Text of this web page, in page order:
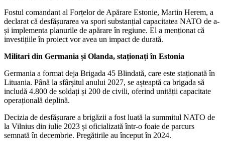
Fostul comandant al Forțelor de Apărare Estonie, Martin Herem, a
declarat că desfășurarea va spori substanțial capacitatea NATO de a-
și implementa planurile de apărare în regiune. El a menționat că
investițiile în proiect vor avea un impact de durată.
Militari din Germania și Olanda, staționați în Estonia
Germania a format deja Brigada 45 Blindată, care este staționată în
Lituania. Până la sfârșitul anului 2027, se așteaptă ca brigada să
includă 4.800 de soldați și 200 de civili, oferind unității capacitate
operațională deplină.
Decizia de desfășurare a brigăzii a fost luată la summitul NATO de
la Vilnius din iulie 2023 și oficializată într-o foaie de parcurs
semnată în decembrie. Pregătirile au început în 2024.